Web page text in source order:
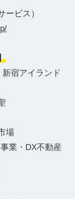
ビス）
宿アイランド
場
業・DX不動産